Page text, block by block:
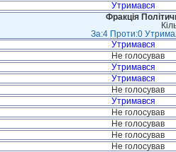
Утримався
Фракція
За:4 Проти:0
Утримався
Не голосував
Утримався
Утримався
Не голосував
Утримався
Не голосував
Не голосував
Не голосував
Не голосував